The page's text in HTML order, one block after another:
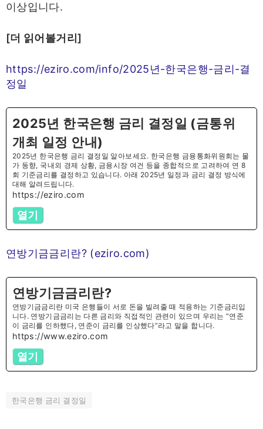
이상입니다.
[더 읽어볼거리]
https://eziro.com/info/2025년-한국은행-금리-결
정일
2025년 한국은행 금리 결정일 (금통위
개최 일정 안내)
2025년 한국은행 금리 결정일 알아보세요. 한국은행 금융통화위원회는 물
가 동향, 국내외 경제 상황, 금융시장 여건 등을 종합적으로 고려하여 연 8
회 기준금리를 결정하고 있습니다. 아래 2025년 일정과 금리 결정 방식에
대해 알려드립니다.
https://eziro.com
열기
연방기금금리란? (eziro.com)
연방기금금리란?
연방기금금리란 미국 은행들이 서로 돈을 빌려줄 때 적용하는 기준금리입
니다. 연방기금금리는 다른 금리와 직접적인 관련이 있으며 우리는 ”연준
이 금리를 인하했다, 연준이 금리를 인상했다”라고 말을 합니다.
https://www.eziro.com
열기
한국은행 금리 결정일